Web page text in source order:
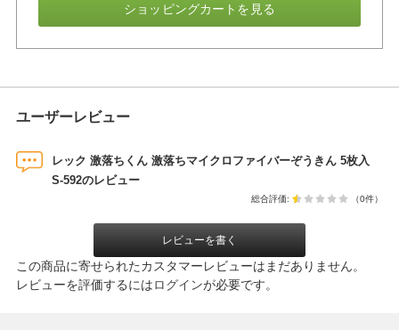
ショッピングカートを見る
ユーザーレビュー
レック 激落ちくん 激落ちマイクロファイバーぞうきん 5枚入
S-592のレビュー
総合評価: （0件）
レビューを書く
この商品に寄せられたカスタマーレビューはまだありません。
レビューを評価するにはログインが必要です。